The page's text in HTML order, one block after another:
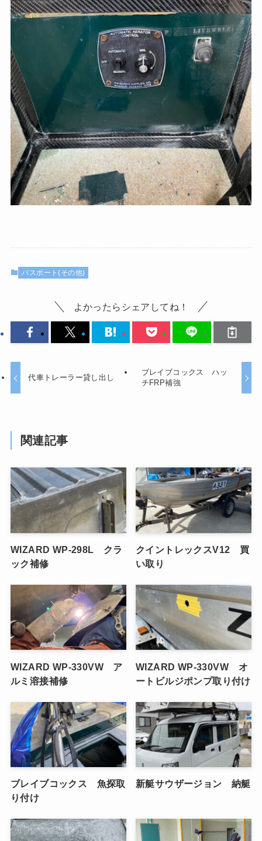
バスボート(その他)
よかったらシェアしてね！
代車トレーラー貸し出し
ブレイブコックス ハッ
チFRP補強
関連記事
WIZARD WP-298L クラ
ック補修
クイントレックスV12 買
い取り
WIZARD WP-330VW ア
ルミ溶接補修
WIZARD WP-330VW オ
ートビルジポンプ取り付け
ブレイブコックス 魚探取
り付け
新艇サウザージョン 納艇